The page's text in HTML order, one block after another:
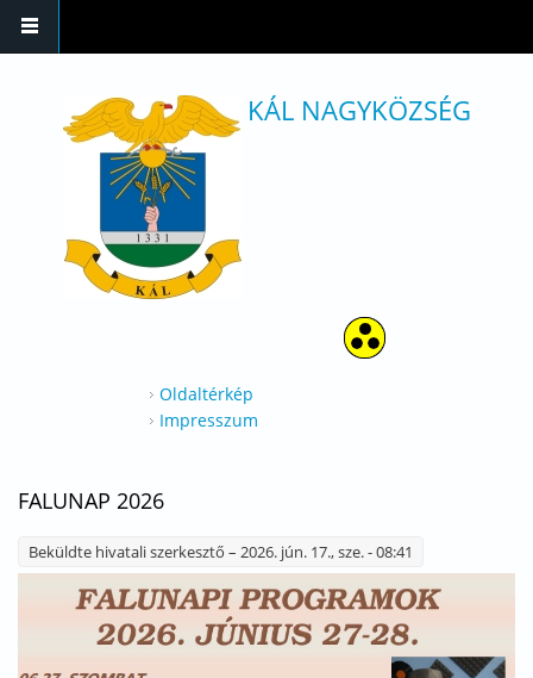
KÁL NAGYKÖZSÉG
Oldaltérkép
Impresszum
FALUNAP 2026
Beküldte hivatali szerkesztő – 2026. jún. 17., sze. - 08:41